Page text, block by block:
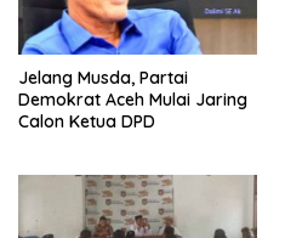
Jelang Musda, Partai
Demokrat Aceh Mulai Jaring
Calon Ketua DPD